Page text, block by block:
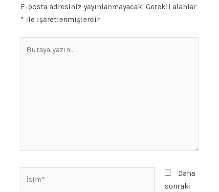
E-posta adresiniz yayınlanmayacak. Gerekli alanlar
* ile işaretlenmişlerdir
Daha
sonraki